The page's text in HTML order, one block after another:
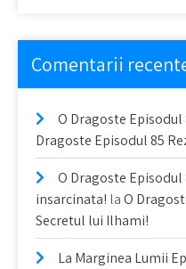
Comentarii
O Dragoste Episodul
Dragoste Episodul 85
O Dragoste Episodul
insarcinata! laO
Secretul lui Ilhami!
La Marginea Lumii